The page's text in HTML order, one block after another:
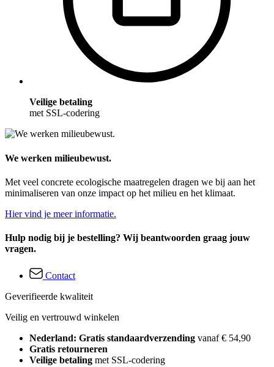
Veilige betaling
met SSL-codering
We werken milieubewust.
Met veel concrete ecologische maatregelen dragen we bij aan het
minimaliseren van onze impact op het milieu en het klimaat.
Hier vind je meer informatie.
Hulp nodig bij je bestelling? Wij beantwoorden graag jouw
vragen.
Contact
Geverifieerde kwaliteit
Veilig en vertrouwd winkelen
Nederland: Gratis standaardverzending vanaf € 54,90
Gratis retourneren
Veilige betaling met SSL-codering